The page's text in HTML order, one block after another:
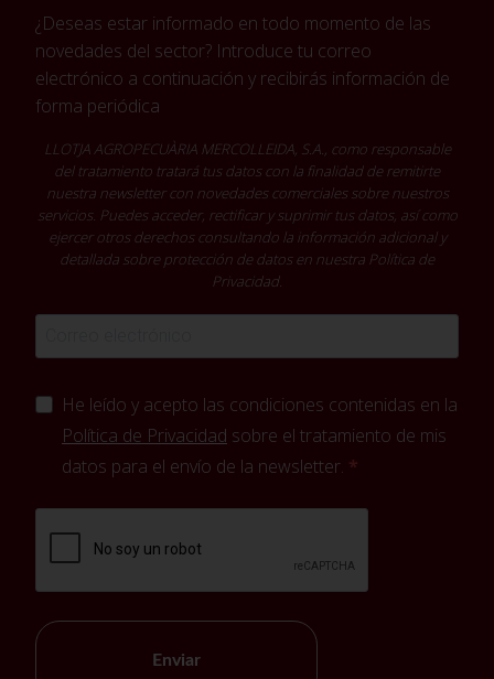
¿Deseas estar informado en todo momento de las
novedades del sector? Introduce tu correo
electrónico a continuación y recibirás información de
forma periódica
LLOTJA AGROPECUÀRIA MERCOLLEIDA, S.A., como responsable
del tratamiento tratará tus datos con la finalidad de remitirte
nuestra newsletter con novedades comerciales sobre nuestros
servicios. Puedes acceder, rectificar y suprimir tus datos, así como
ejercer otros derechos consultando la información adicional y
detallada sobre protección de datos en nuestra Política de
Privacidad.
He leído y acepto las condiciones contenidas en la
Política de Privacidad sobre el tratamiento de mis
datos para el envío de la newsletter.
Enviar